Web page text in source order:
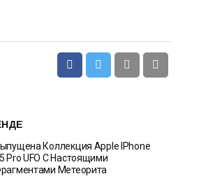
Коллекция Apple IPhone
Pro UFO С Настоящими
Метеорита